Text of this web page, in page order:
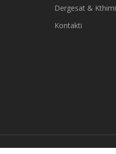
Dergesat & Kthimi
Kontakti